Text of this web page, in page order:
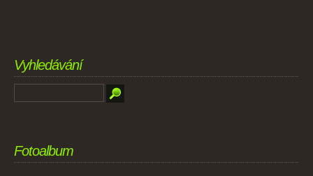
Vyhledávání
Fotoalbum